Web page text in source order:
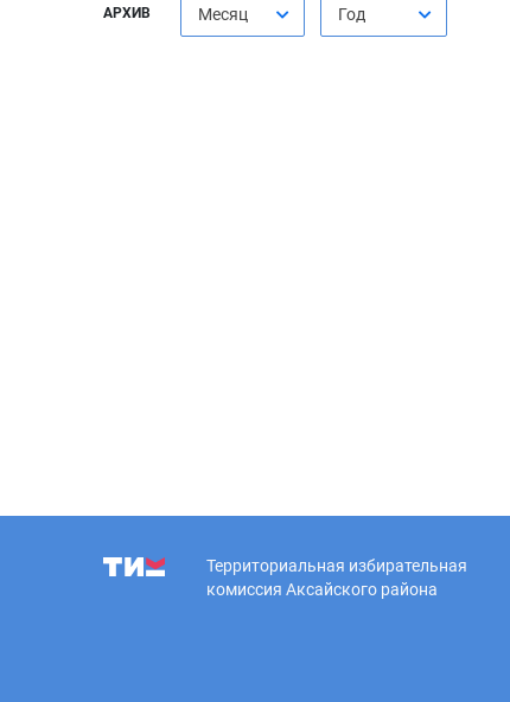
АРХИВ Месяц Год
Территориальная избирательная
комиссия Аксайского района